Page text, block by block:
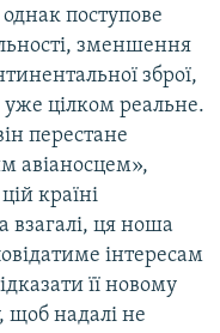
однак поступове
зменшення
зброї,
уже цілком реальне.
перестане
авіаносцем»,
країні
взагалі, ця ноша
інтересам
її новому
щоб надалі не